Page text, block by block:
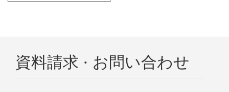
資料請求 · お問い合わせ